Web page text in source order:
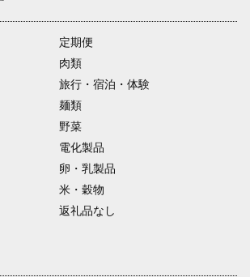
定期便
肉類
旅行・宿泊・体験
麺類
野菜
電化製品
卵・乳製品
米・穀物
返礼品なし